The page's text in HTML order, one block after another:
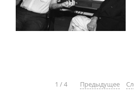
1 /4 Предыдущее